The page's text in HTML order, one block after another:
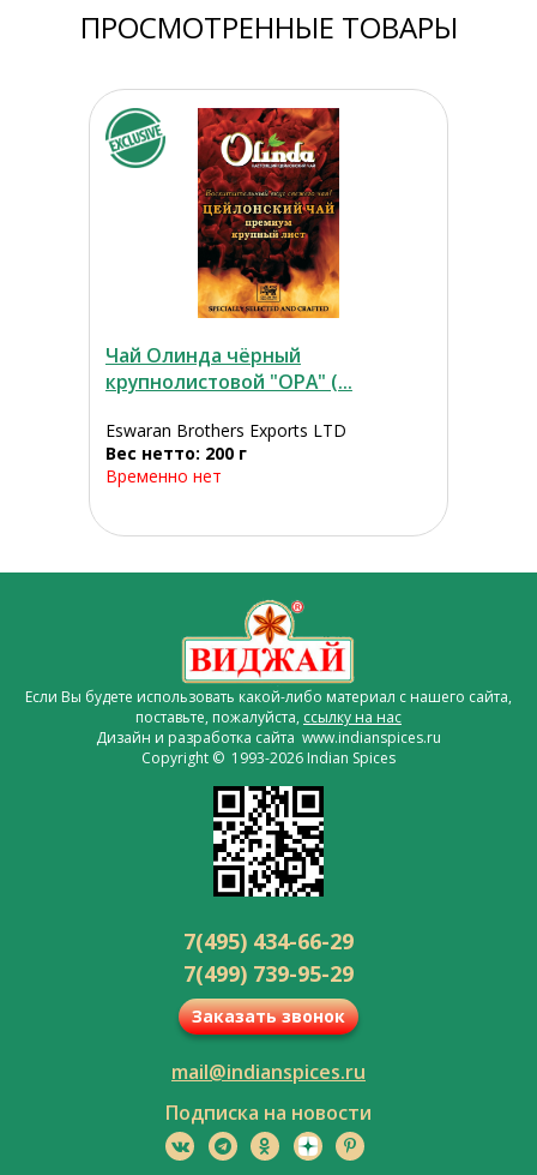
ПРОСМОТРЕННЫЕ ТОВАРЫ
Чай Олинда чёрный
крупнолистовой "ОРА" (...
Eswaran Brothers Exports LTD
Вес нетто: 200 г
Временно нет
Если Вы будете использовать какой-либо материал с нашего сайта,
поставьте, пожалуйста, ссылку на нас
Дизайн и разработка сайта www.indianspices.ru
Copyright © 1993-2026 Indian Spices
7(495) 434-66-29
7(499) 739-95-29
Заказать звонок
mail@indianspices.ru
Подписка на новости